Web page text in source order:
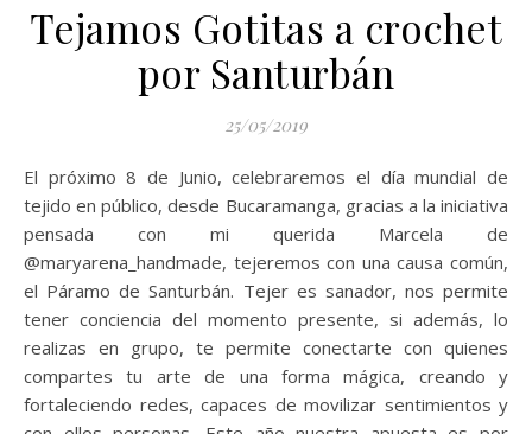
Tejamos Gotitas a crochet
por Santurbán
25/05/2019
El próximo 8 de Junio, celebraremos el día mundial de
tejido en público, desde Bucaramanga, gracias a la iniciativa
pensada con mi querida Marcela de
@maryarena_handmade, tejeremos con una causa común,
el Páramo de Santurbán. Tejer es sanador, nos permite
tener conciencia del momento presente, si además, lo
realizas en grupo, te permite conectarte con quienes
compartes tu arte de una forma mágica, creando y
fortaleciendo redes, capaces de movilizar sentimientos y